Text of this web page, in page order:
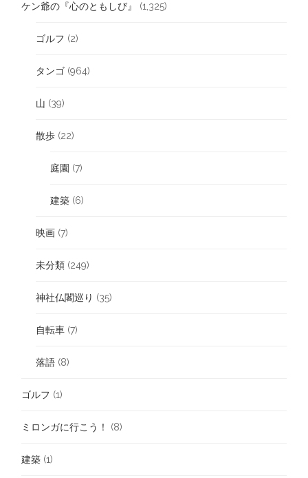
ケン爺の『心のともしび』 (1,325)
ゴルフ (2)
タンゴ (964)
山 (39)
散歩 (22)
庭園 (7)
建築 (6)
映画 (7)
未分類 (249)
神社仏閣巡り (35)
自転車 (7)
落語 (8)
ゴルフ (1)
ミロンガに行こう！ (8)
建築 (1)